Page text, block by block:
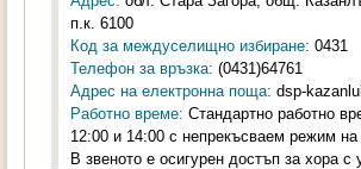
п.к. 6100
Код за междуселищно избиране: 0431
Телефон за връзка: (0431)64761
Адрес на електронна поща: dsp-
Работно време: Стандартно работно
12:00 и 14:00 с непрекъсваем режим на
В звеното е осигурен достъп за хора с